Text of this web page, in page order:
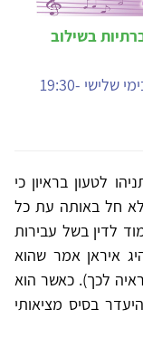
בשילוב
פתיחה 3.11.26. הקורס מועבר בזום. בימי שלישי 19:30-
לטעון בראיון כי
חל באותה עת כל
לדין בשל עבירות
איראן אמר שהוא
לכך). כאשר הוא
בסיס מציאותי